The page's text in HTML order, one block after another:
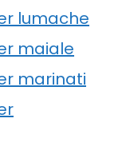
lumache
maiale
marinati